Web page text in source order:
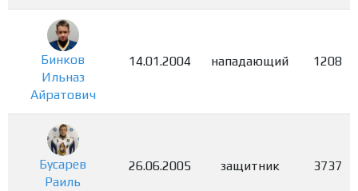
Бинков
Ильназ
Айратович
14.01.2004 нападающий 1208
Бусарев
Раиль
26.06.2005 защитник 3737